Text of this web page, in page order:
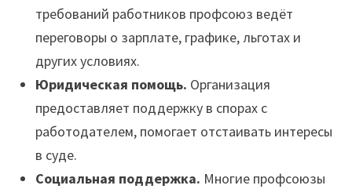
требований работников профсоюз ведёт
переговоры о зарплате, графике, льготах и
других условиях.
Юридическая помощь. Организация
предоставляет поддержку в спорах с
работодателем, помогает отстаивать интересы
в суде.
Социальная поддержка. Многие профсоюзы